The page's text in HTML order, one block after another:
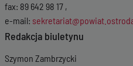
fax: 89 642 98 17 ,
e-mail:
Redakcja biuletynu
Szymon Zambrzycki